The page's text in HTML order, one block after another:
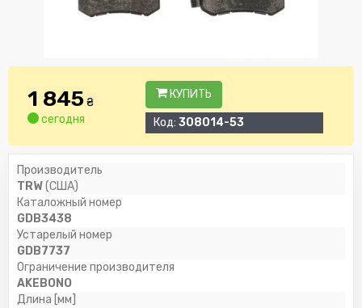
1 845₴
сегодня
КУПИТЬ
Код: 308014-53
Производитель
TRW(США)
Каталожный номер
GDB3438
Устарелый номер
GDB7737
Ограничение производителя
AKEBONO
Длина [мм]